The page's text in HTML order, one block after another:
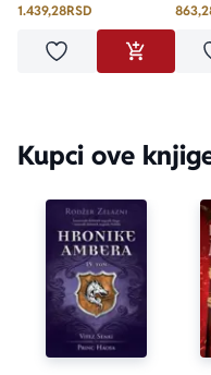
1.439,28RSD
Dodaj u omiljene
DODAJ U
Kupci ove